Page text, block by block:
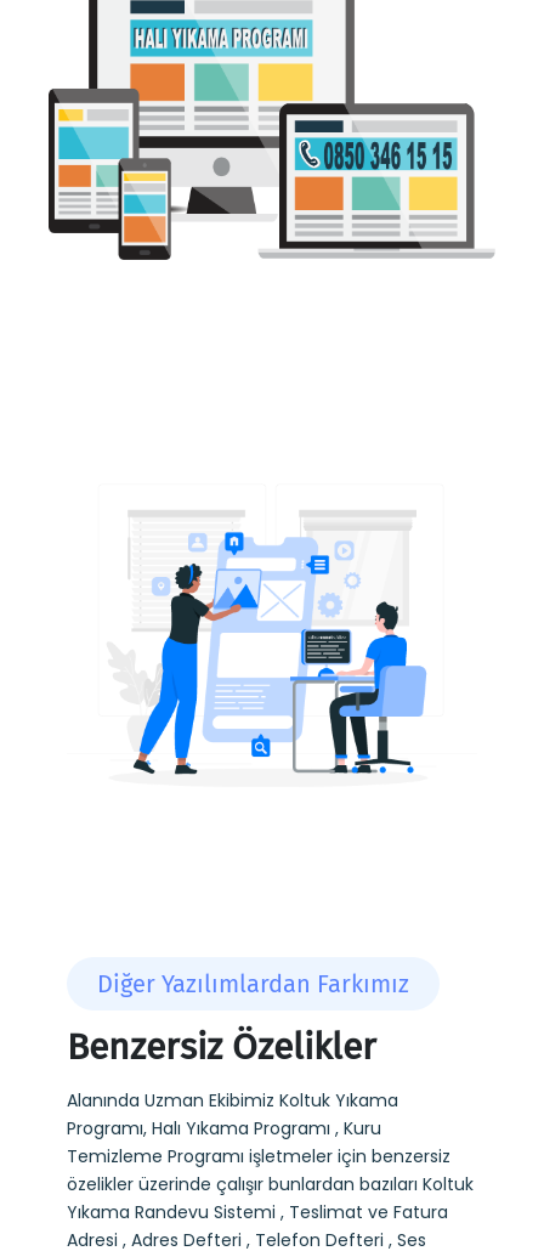
Diğer Yazılımlardan Farkımız
Benzersiz Özelikler
Alanında Uzman Ekibimiz Koltuk Yıkama
Programı, Halı Yıkama Programı , Kuru
Temizleme Programı işletmeler için benzersiz
özelikler üzerinde çalışır bunlardan bazıları Koltuk
Yıkama Randevu Sistemi , Teslimat ve Fatura
Adresi , Adres Defteri , Telefon Defteri , Ses